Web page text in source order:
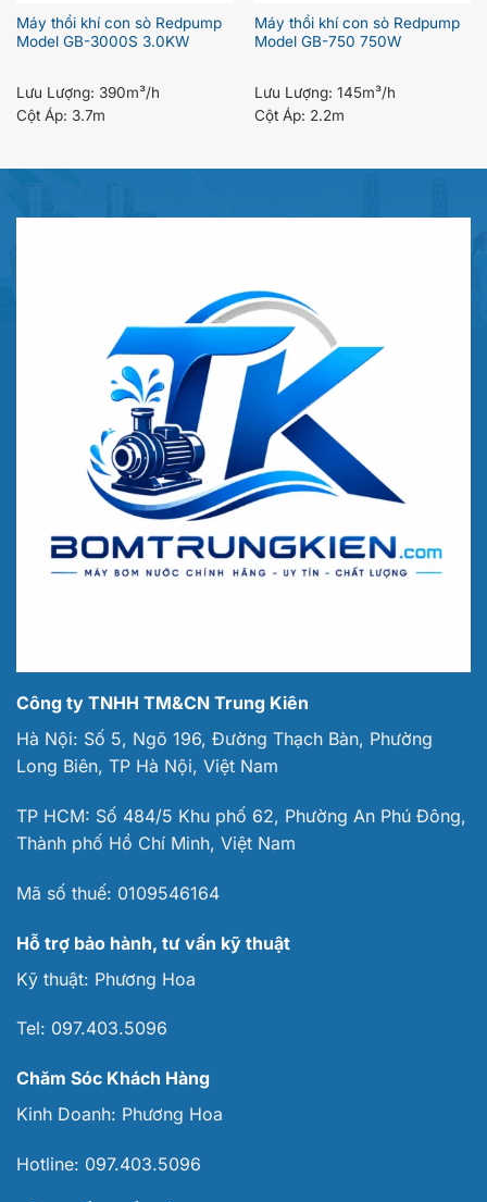
Máy thổi khí con sò Redpump
Model GB-3000S 3.0KW
Lưu Lượng: 390m³/h
Cột Áp: 3.7m
Máy thổi khí con sò Redpump
Model GB-750 750W
Lưu Lượng: 145m³/h
Cột Áp: 2.2m
Công ty TNHH TM&CN Trung Kiên
Hà Nội: Số 5, Ngõ 196, Đường Thạch Bàn, Phường
Long Biên, TP Hà Nội, Việt Nam
TP HCM: Số 484/5 Khu phố 62, Phường An Phú Đông,
Thành phố Hồ Chí Minh, Việt Nam
Mã số thuế: 0109546164
Hỗ trợ bảo hành, tư vấn kỹ thuật
Kỹ thuật: Phương Hoa
Tel: 097.403.5096
Chăm Sóc Khách Hàng
Kinh Doanh: Phương Hoa
Hotline: 097.403.5096